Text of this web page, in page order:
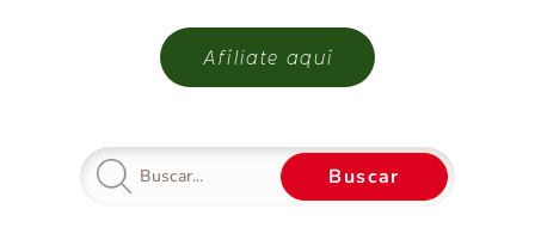
Afíliate aquí
Buscar